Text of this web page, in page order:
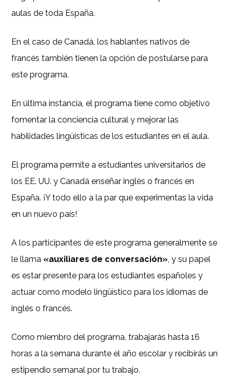
aulas de toda España.
En el caso de Canadá, los hablantes nativos de
francés también tienen la opción de postularse para
este programa.
En última instancia, el programa tiene como objetivo
fomentar la conciencia cultural y mejorar las
habilidades lingüísticas de los estudiantes en el aula.
El programa permite a estudiantes universitarios de
los EE. UU. y Canadá enseñar inglés o francés en
España. ¡Y todo ello a la par que experimentas la vida
en un nuevo país!
A los participantes de este programa generalmente se
le llama «auxiliares de conversación» , y su papel
es estar presente para los estudiantes españoles y
actuar como modelo lingüístico para los idiomas de
inglés o francés.
Como miembro del programa, trabajarás hasta 16
horas a la semana durante el año escolar y recibirás un
estipendio semanal por tu trabajo.